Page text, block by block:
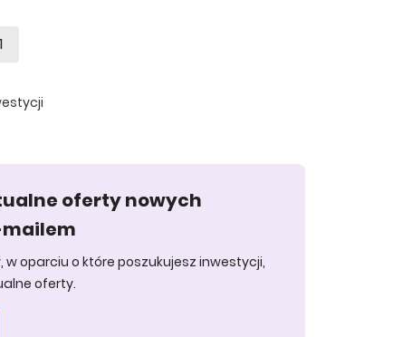
1
oferty nowych
oparciu o które poszukujesz inwestycji,
oferty.